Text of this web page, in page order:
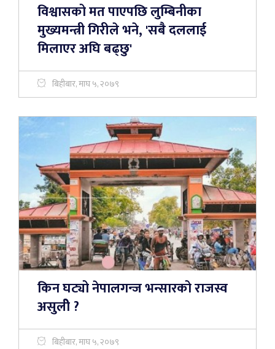
विश्वासको मत पाएपछि लुम्बिनीका
मुख्यमन्त्री गिरीले भने, 'सबै दललाई
मिलाएर अघि बढ्छु'
बिहीबार, माघ ५, २०७९
किन घट्यो नेपालगन्ज भन्सारको राजस्व
असुलीे ?
बिहीबार, माघ ५, २०७९